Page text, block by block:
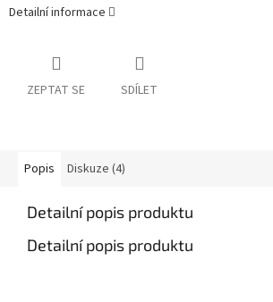
Detailní informace
ZEPTAT SE SDÍLET
Popis Diskuze (4)
Detailní popis produktu
Detailní popis produktu